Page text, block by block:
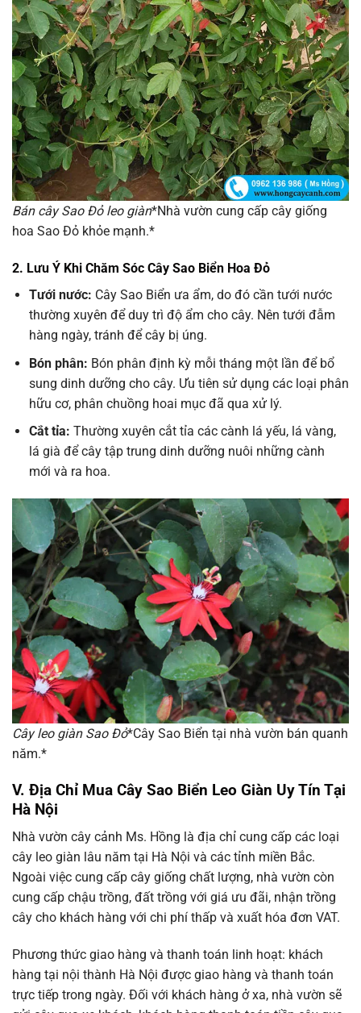
Bán cây Sao Đỏ leo giàn*Nhà vườn cung cấp cây giống
hoa Sao Đỏ khỏe mạnh.*
2. Lưu Ý Khi Chăm Sóc Cây Sao Biển Hoa Đỏ
Tưới nước: Cây Sao Biển ưa ẩm, do đó cần tưới nước
thường xuyên để duy trì độ ẩm cho cây. Nên tưới đẫm
hàng ngày, tránh để cây bị úng.
Bón phân: Bón phân định kỳ mỗi tháng một lần để bổ
sung dinh dưỡng cho cây. Ưu tiên sử dụng các loại phân
hữu cơ, phân chuồng hoai mục đã qua xử lý.
Cắt tỉa: Thường xuyên cắt tỉa các cành lá yếu, lá vàng,
lá già để cây tập trung dinh dưỡng nuôi những cành
mới và ra hoa.
Cây leo giàn Sao Đỏ*Cây Sao Biển tại nhà vườn bán quanh
năm.*
V. Địa Chỉ Mua Cây Sao Biển Leo Giàn Uy Tín Tại
Hà Nội
Nhà vườn cây cảnh Ms. Hồng là địa chỉ cung cấp các loại
cây leo giàn lâu năm tại Hà Nội và các tỉnh miền Bắc.
Ngoài việc cung cấp cây giống chất lượng, nhà vườn còn
cung cấp chậu trồng, đất trồng với giá ưu đãi, nhận trồng
cây cho khách hàng với chi phí thấp và xuất hóa đơn VAT.
Phương thức giao hàng và thanh toán linh hoạt: khách
hàng tại nội thành Hà Nội được giao hàng và thanh toán
trực tiếp trong ngày. Đối với khách hàng ở xa, nhà vườn sẽ